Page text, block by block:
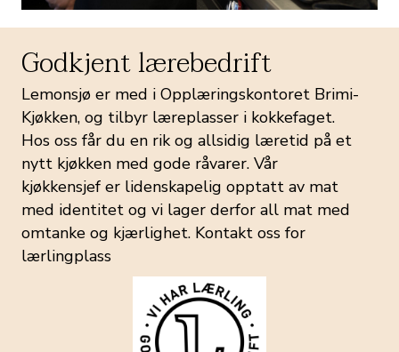
Godkjent lærebedrift
Lemonsjø er med i Opplæringskontoret Brimi-
Kjøkken, og tilbyr læreplasser i kokkefaget.
Hos oss får du en rik og allsidig læretid på et
nytt kjøkken med gode råvarer. Vår
kjøkkensjef er lidenskapelig opptatt av mat
med identitet og vi lager derfor all mat med
omtanke og kjærlighet. Kontakt oss for
lærlingplass